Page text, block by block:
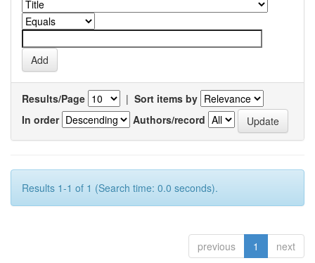
Results/Page | Sort items by
In order
Authors/record
Results 1-1 of 1 (Search time: 0.0 seconds).
previous 1 next